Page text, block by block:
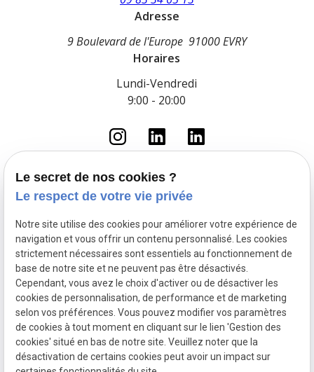
Adresse
9 Boulevard de l'Europe 91000 EVRY
Horaires
Lundi-Vendredi
9:00 - 20:00
Accueil
Le cabinet
Droit du travail
Fonction Publique
Droit pénal routier
Droit pénal
Actualités
Mentions légales
Politique de confidentialité
Plan du site
Gestion des cookies
Le secret de nos cookies ?
Le respect de votre vie privée
Notre site utilise des cookies pour améliorer votre expérience de
navigation et vous offrir un contenu personnalisé. Les cookies
strictement nécessaires sont essentiels au fonctionnement de
base de notre site et ne peuvent pas être désactivés.
Cependant, vous avez le choix d'activer ou de désactiver les
cookies de personnalisation, de performance et de marketing
selon vos préférences. Vous pouvez modifier vos paramètres
de cookies à tout moment en cliquant sur le lien 'Gestion des
cookies' situé en bas de notre site. Veuillez noter que la
désactivation de certains cookies peut avoir un impact sur